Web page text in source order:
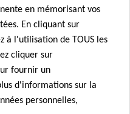
comprenant une lettre
3 préférences de projets,
au moins 2 références et
les résultats obtenus
en mémorisant vos
En cliquant sur
à l'utilisation de TOUS les
cliquer sur
fournir un
d'informations sur la
personnelles,